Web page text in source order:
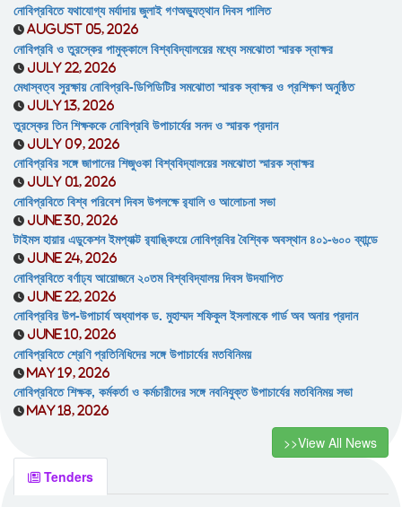
নোবিপ্রবিতে যথাযোগ্য মর্যাদায় জুলাই গণঅভ্যুত্থান দিবস পালিত
August 05, 2026
নোবিপ্রবি ও তুরস্কের পামুক্কালে বিশ্ববিদ্যালয়ের মধ্যে সমঝোতা স্মারক স্বাক্ষর
July 22, 2026
মেধাস্বত্ব সুরক্ষায় নোবিপ্রবি-ডিপিডিটির সমঝোতা স্মারক স্বাক্ষর ও প্রশিক্ষণ অনুষ্ঠিত
July 13, 2026
তুরস্কের তিন শিক্ষককে নোবিপ্রবি উপাচার্যের সনদ ও স্মারক প্রদান
July 09, 2026
নোবিপ্রবির সঙ্গে জাপানের শিজুওকা বিশ্ববিদ্যালয়ের সমঝোতা স্মারক স্বাক্ষর
July 01, 2026
নোবিপ্রবিতে বিশ্ব পরিবেশ দিবস উপলক্ষে র‌্যালি ও আলোচনা সভা
June 30, 2026
টাইমস হায়ার এডুকেশন ইমপ্যাক্ট র‌্যাঙ্কিংয়ে নোবিপ্রবির বৈশ্বিক অবস্থান ৪০১-৬০০ ব্যান্ডে
June 24, 2026
নোবিপ্রবিতে বর্ণাঢ্য আয়োজনে ২০তম বিশ্ববিদ্যালয় দিবস উদযাপিত
June 22, 2026
নোবিপ্রবির উপ-উপাচার্য অধ্যাপক ড. মুহাম্মদ শফিকুল ইসলামকে গার্ড অব অনার প্রদান
June 10, 2026
নোবিপ্রবিতে শ্রেণি প্রতিনিধিদের সঙ্গে উপাচার্যের মতবিনিময়
May 19, 2026
নোবিপ্রবিতে শিক্ষক, কর্মকর্তা ও কর্মচারীদের সঙ্গে নবনিযুক্ত উপাচার্যের মতবিনিময় সভা
May 18, 2026
>>View All News
Tenders